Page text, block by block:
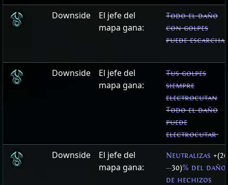
Downside
El jefe del
mapa gana:
Todo el daño
con golpes
puede
Downside
El jefe del
mapa gana:
Tus golpes
siempre
electrocutan
Todo el daño
puede
electrocutar
Downside
El jefe del
mapa gana:
Neutralizas +(20
—30)% del daño
de hechizos